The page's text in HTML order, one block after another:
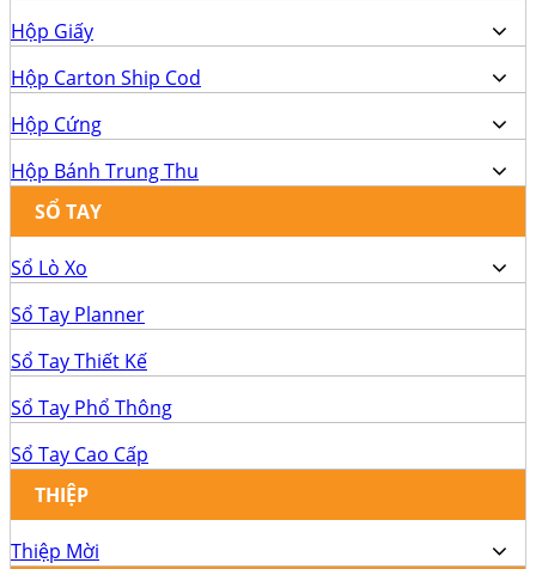
Hộp Giấy
Hộp Carton Ship Cod
Hộp Cứng
Hộp Bánh Trung Thu
SỔ TAY
Sổ Lò Xo
Sổ Tay Planner
Sổ Tay Thiết Kế
Sổ Tay Phổ Thông
Sổ Tay Cao Cấp
THIỆP
Thiệp Mời